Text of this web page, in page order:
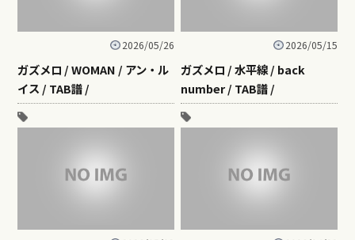
2026/05/26
ガズメロ / WOMAN / アン・ル
イス / TAB譜 /
2026/05/15
ガズメロ / 水平線 / back
number / TAB譜 /